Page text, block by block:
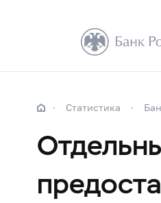
Статистика